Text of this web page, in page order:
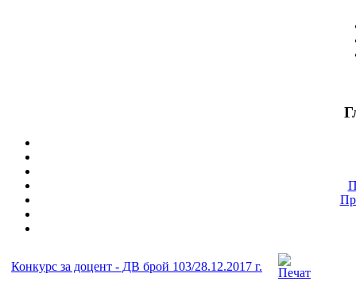
Конкурс за доцент - ДВ брой 103/28.12.2017 г.